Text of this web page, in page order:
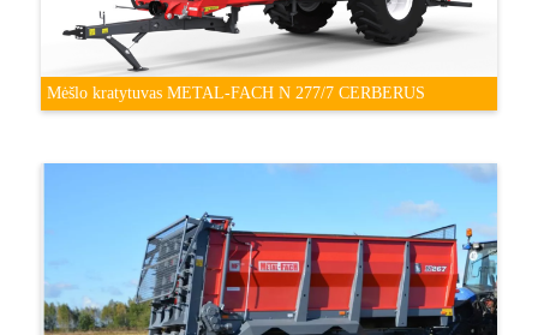
Mėšlo kratytuvas METAL-FACH N 277/7 CERBERUS